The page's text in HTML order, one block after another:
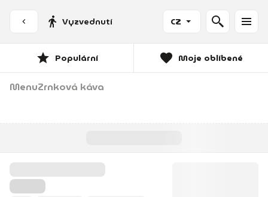
Vyzvednutí CZ
Populární Moje oblíbené
MenuZrnková káva